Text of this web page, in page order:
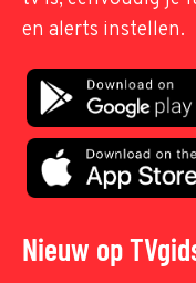
en alerts instellen.
Nieuw op